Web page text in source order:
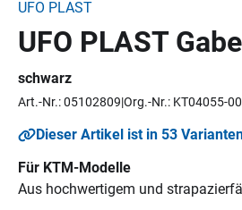
UFO PLAST
UFO PLAST
schwarz
Art.-Nr.: 05102809 Org.-Nr.: KT04055-
Dieser Artikel ist in 53
Für KTM-Modelle
Aus hochwertigem und